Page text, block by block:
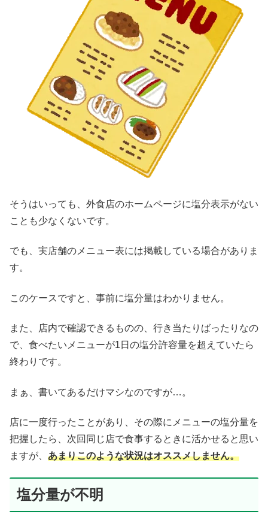
そうはいっても、外食店のホームページに塩分表示がない
ことも少なくないです。
でも、実店舗のメニュー表には掲載している場合がありま
す。
このケースですと、事前に塩分量はわかりません。
また、店内で確認できるものの、行き当たりばったりなの
で、食べたいメニューが1日の塩分許容量を超えていたら
終わりです。
まぁ、書いてあるだけマシなのですが…。
店に一度行ったことがあり、その際にメニューの塩分量を
把握したら、次回同じ店で食事するときに活かせると思い
ますが、 あまりこのような状況はオススメしません。
塩分量が不明